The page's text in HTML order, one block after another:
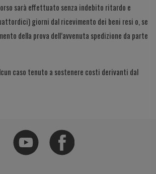
sarà effettuato senza indebito ritardo e
giorni dal ricevimento dei beni resi o, se
della prova dell’avvenuta spedizione da parte
caso tenuto a sostenere costi derivanti dal